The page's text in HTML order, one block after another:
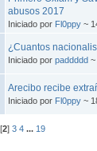
abusos 2017
Iniciado por Fl0ppy ~
¿Cuantos
Iniciado por paddddd ~
Arecibo recibe
Iniciado por Fl0ppy ~
[2]3 4 ... 19